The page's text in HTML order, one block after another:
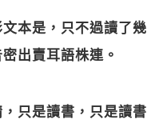
本是，只不過讀了
出賣耳語株連。
只是讀書，只是讀